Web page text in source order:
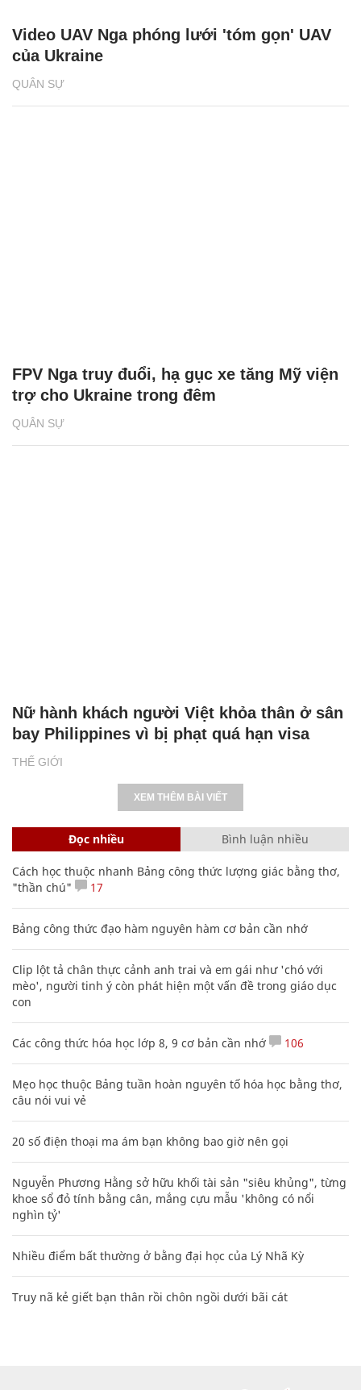
QUÂN SỰ
Video UAV Nga phóng lưới 'tóm gọn' UAV
của Ukraine
QUÂN SỰ
FPV Nga truy đuổi, hạ gục xe tăng Mỹ viện
trợ cho Ukraine trong đêm
THẾ GIỚI
Nữ hành khách người Việt khỏa thân ở sân
bay Philippines vì bị phạt quá hạn visa
XEM THÊM BÀI VIẾT
Đọc nhiều Bình luận nhiều
Cách học thuộc nhanh Bảng công thức lượng giác bằng thơ,
"thần chú"
17
Bảng công thức đạo hàm nguyên hàm cơ bản cần nhớ
Clip lột tả chân thực cảnh anh trai và em gái như 'chó với
mèo', người tinh ý còn phát hiện một vấn đề trong giáo dục
con
Các công thức hóa học lớp 8, 9 cơ bản cần nhớ 106
Mẹo học thuộc Bảng tuần hoàn nguyên tố hóa học bằng thơ,
câu nói vui vẻ
20 số điện thoại ma ám bạn không bao giờ nên gọi
Nguyễn Phương Hằng sở hữu khối tài sản "siêu khủng", từng
khoe sổ đỏ tính bằng cân, mắng cựu mẫu 'không có nổi
nghìn tỷ'
Nhiều điểm bất thường ở bằng đại học của Lý Nhã Kỳ
Truy nã kẻ giết bạn thân rồi chôn ngồi dưới bãi cát